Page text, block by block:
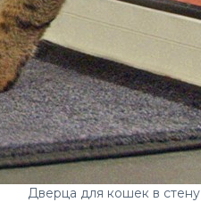
Дверца для кошек в стену